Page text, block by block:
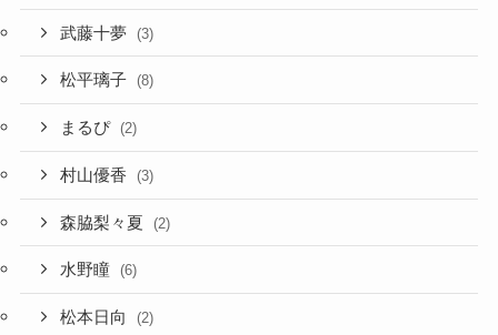
武藤十夢 (3)
松平璃子 (8)
まるぴ (2)
村山優香 (3)
森脇梨々夏 (2)
水野瞳 (6)
松本日向 (2)